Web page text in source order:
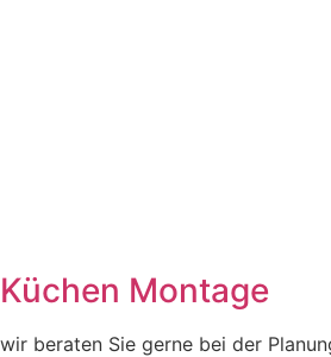
Küchen Montage
wir beraten Sie gerne bei der